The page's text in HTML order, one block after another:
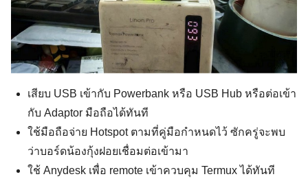
เสียบ USB เข้ากับ Powerbank หรือ USB Hub หรือต่อเข้า
กับ Adaptor มือถือได้ทันที
ใช้มือถือจ่าย Hotspot ตามที่คู่มือกำหนดไว้ ซักครู่จะพบ
ว่าบอร์ดน้องกุ้งฝอยเชื่อมต่อเข้ามา
ใช้ Anydesk เพื่อ remote เข้าควบคุม Termux ได้ทันที